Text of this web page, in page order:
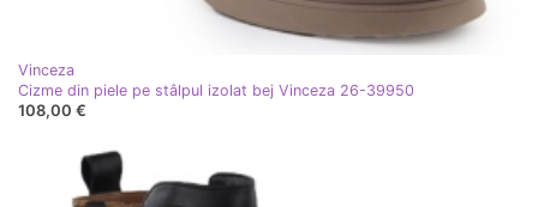
Vinceza
Cizme din piele pe stâlpul izolat bej Vinceza 26-39950
108,00 €